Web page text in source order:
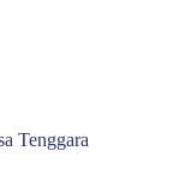
Tenggara